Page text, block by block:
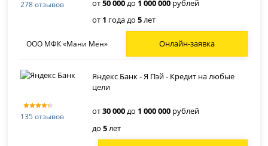
278 отзывов от50 000до 1 000 000 рублей
от 1 года до5лет
ООО МФК «Мани Мен» Онлайн-заявка
135 отзывов
Яндекс Банк - Я Пэй - Кредит на любые
цели
от30 000до 1 000 000 рублей
до5лет